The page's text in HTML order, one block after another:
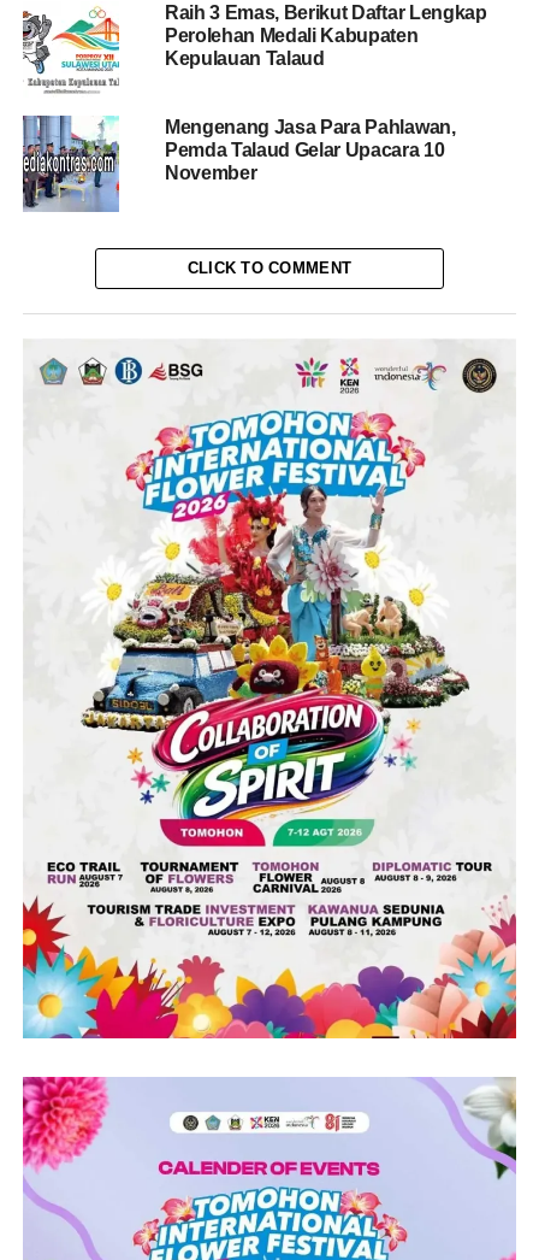
Raih 3 Emas, Berikut Daftar Lengkap
Perolehan Medali Kabupaten
Kepulauan Talaud
Mengenang Jasa Para Pahlawan,
Pemda Talaud Gelar Upacara 10
November
CLICK TO COMMENT